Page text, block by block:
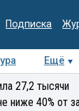
Подписка
Ещё
Колумнисты
27,2 тысячи
ниже 40% от